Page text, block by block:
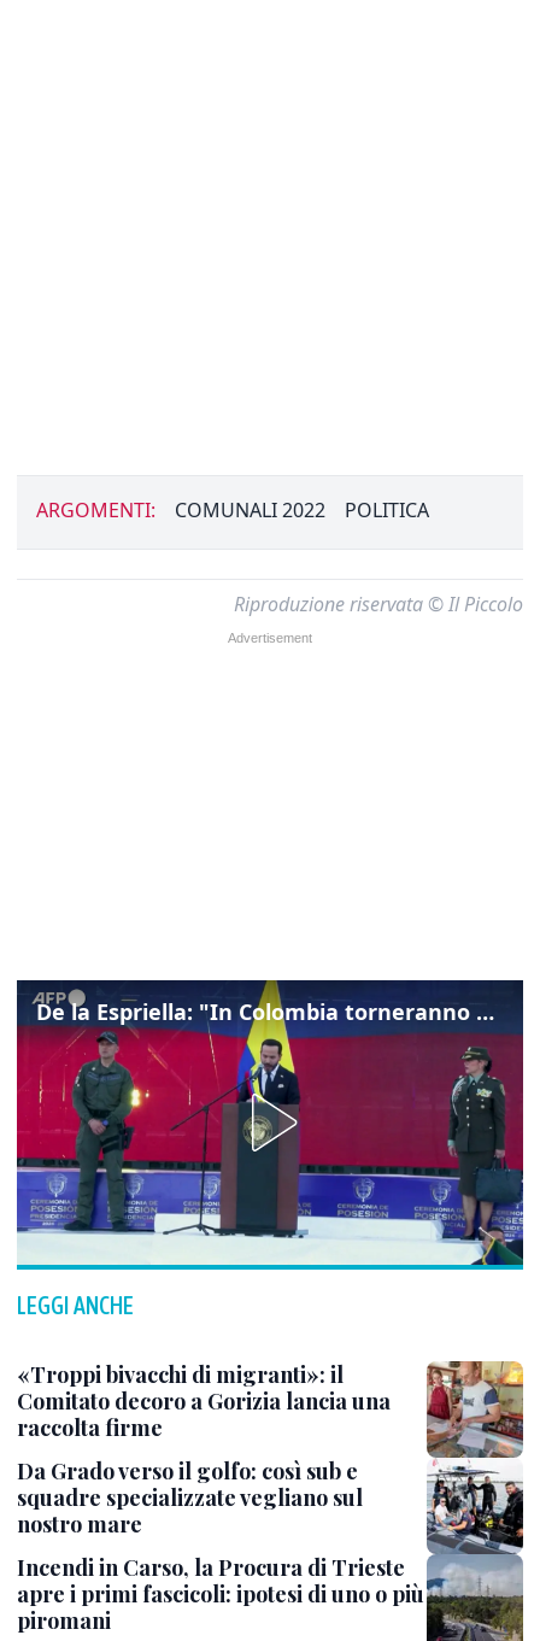
ARGOMENTI: COMUNALI 2022 POLITICA
Riproduzione riservata © Il Piccolo
De la Espriella: "In Colombia torneranno ordine, autorità e libertà"
LEGGI ANCHE
«Troppi bivacchi di migranti»: il
Comitato decoro a Gorizia lancia una
raccolta firme
Da Grado verso il golfo: così sub e
squadre specializzate vegliano sul
nostro mare
Incendi in Carso, la Procura di Trieste
apre i primi fascicoli: ipotesi di uno o più
piromani